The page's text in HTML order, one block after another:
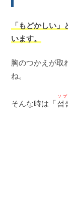
「もどかしい
います。
胸のつかえが取
ね。
そんな時は「섭
ソ